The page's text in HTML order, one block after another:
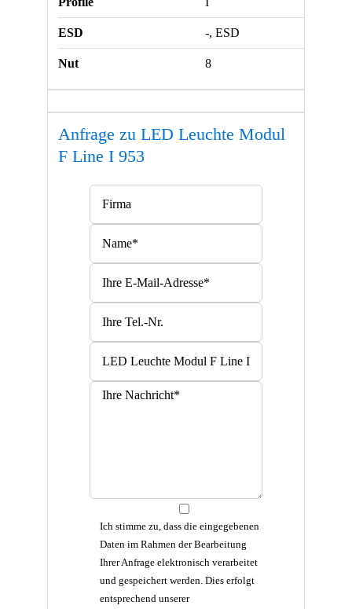
ESD -, ESD
Nut 8
Anfrage zu LED Leuchte Modul
F Line I 953
Ich stimme zu, dass die eingegebenen
Daten im Rahmen der Bearbeitung
Ihrer Anfrage elektronisch verarbeitet
und gespeichert werden. Dies erfolgt
entsprechend unserer